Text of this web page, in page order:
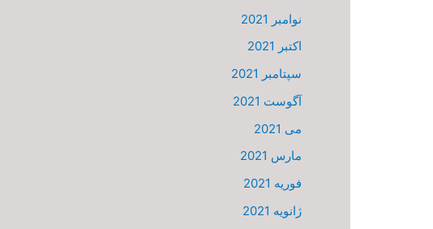
نوامبر 2021
اکتبر 2021
سپتامبر 2021
آگوست 2021
می 2021
مارس 2021
فوریه 2021
ژانویه 2021